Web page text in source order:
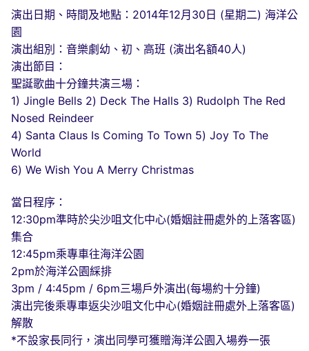
演出日期、時間及地點：2014年12月30日 (星期二) 海洋公
園
演出組別：音樂劇幼、初、高班 (演出名額40人)
演出節目：
聖誕歌曲十分鐘共演三場：
1) Jingle Bells 2) Deck The Halls 3) Rudolph The Red
Nosed Reindeer
4) Santa Claus Is Coming To Town 5) Joy To The
World
6) We Wish You A Merry Christmas
當日程序：
12:30pm準時於尖沙咀文化中心(婚姻註冊處外的上落客區)
集合
12:45pm乘專車往海洋公園
2pm於海洋公園綵排
3pm / 4:45pm / 6pm三場戶外演出(每場約十分鐘)
演出完後乘專車返尖沙咀文化中心(婚姻註冊處外上落客區)
解散
*不設家長同行，演出同學可獲贈海洋公園入場券一張